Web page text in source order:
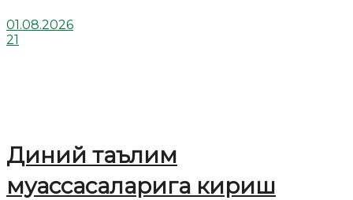
01.08.2026
21
Диний таълим
муассасаларига кириш